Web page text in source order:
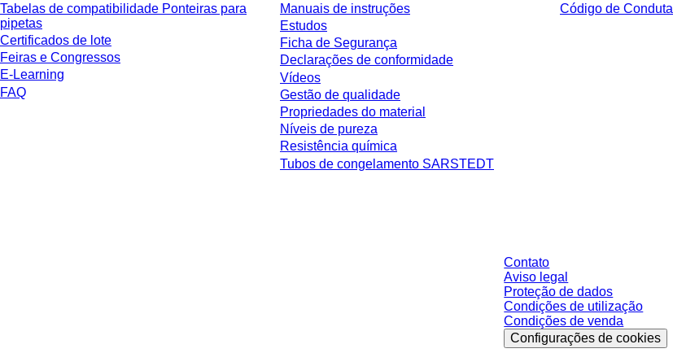
Tabelas de compatibilidade Ponteiras para
pipetas
Certificados de lote
Feiras e Congressos
E-Learning
FAQ
Manuais de instruções
Estudos
Ficha de Segurança
Declarações de conformidade
Vídeos
Gestão de qualidade
Propriedades do material
Níveis de pureza
Resistência química
Tubos de congelamento SARSTEDT
Código de Conduta
Contato
Aviso legal
Proteção de dados
Condições de utilização
Condições de venda
Configurações de cookies